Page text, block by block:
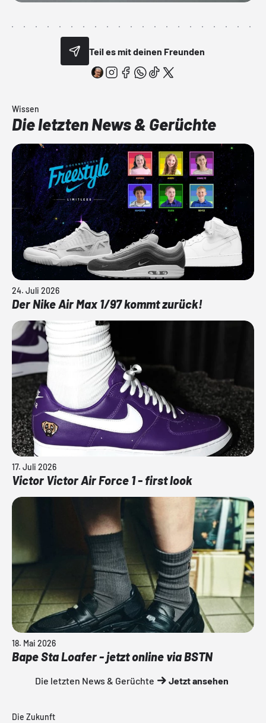
Teil es mit deinen Freunden
Wissen
Die letzten News & Gerüchte
24. Juli 2026
Der Nike Air Max 1/97 kommt zurück!
17. Juli 2026
Victor Victor Air Force 1 - first look
18. Mai 2026
Bape Sta Loafer - jetzt online via BSTN
Die letzten News & Gerüchte Jetzt ansehen
Die Zukunft